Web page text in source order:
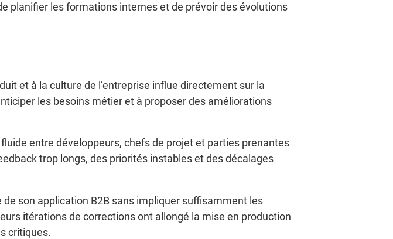
planifier les formations internes et de prévoir des évolutions
et à la culture de l’entreprise influe directement sur la
les besoins métier et à proposer des améliorations
entre développeurs, chefs de projet et parties prenantes
trop longs, des priorités instables et des décalages
son application B2B sans impliquer suffisamment les
itérations de corrections ont allongé la mise en production
critiques.